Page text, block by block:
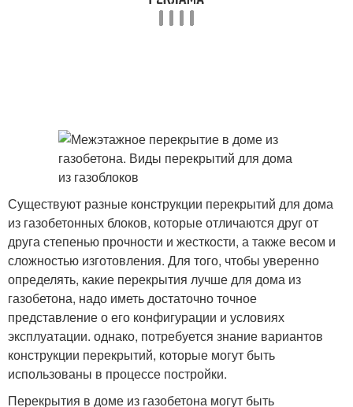
Существуют разные конструкции перекрытий для дома
из газобетонных блоков, которые отличаются друг от
друга степенью прочности и жесткости, а также весом и
сложностью изготовления. Для того, чтобы уверенно
определять, какие перекрытия лучше для дома из
газобетона, надо иметь достаточно точное
представление о его конфигурации и условиях
эксплуатации. однако, потребуется знание вариантов
конструкции перекрытий, которые могут быть
использованы в процессе постройки.
Перекрытия в доме из газобетона могут быть